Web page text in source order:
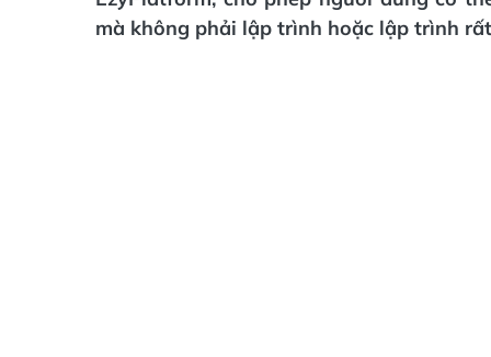
mà không phải lập trình hoặc lập trình